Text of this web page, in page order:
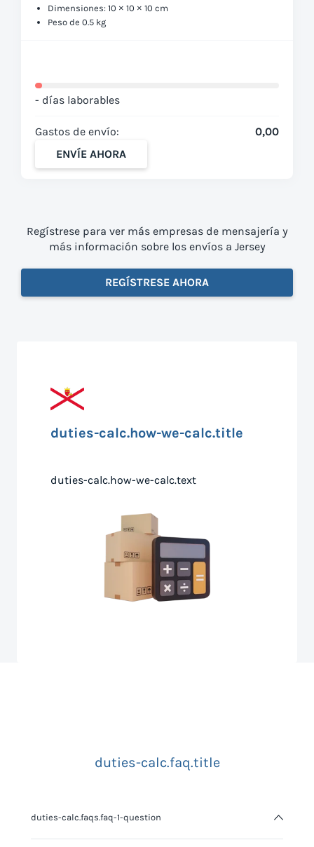
Dimensiones: 10 × 10 × 10 cm
Peso de 0.5 kg
- días laborables
Gastos de envío:
0,00
ENVÍE AHORA
Regístrese para ver más empresas de mensajería y
más información sobre los envíos a Jersey
REGÍSTRESE AHORA
duties-calc.how-we-calc.title
duties-calc.how-we-calc.text
duties-calc.faq.title
duties-calc.faqs.faq-1-question